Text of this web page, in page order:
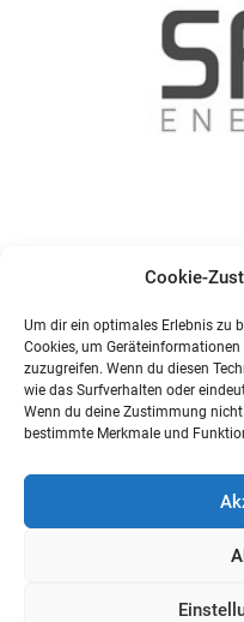
Cookie-
Um dir ein optimales Erlebnis zu
Cookies, um
zuzugreifen. Wenn du diesen
wie das Surfverhalten oder
Wenn du deine Zustimmung
bestimmte Merkmale und